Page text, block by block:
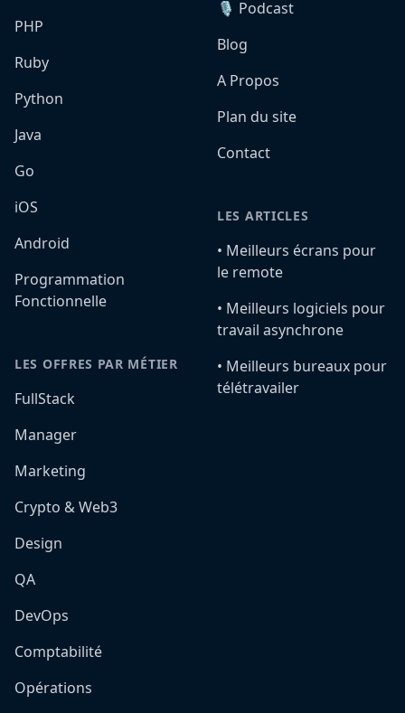
PHP
Ruby
Python
Java
Go
iOS
Android
Programmation
Fonctionnelle
LES OFFRES PAR MÉTIER
FullStack
Manager
Marketing
Crypto & Web3
Design
QA
DevOps
Comptabilité
Opérations
🎙️ Podcast
Blog
A Propos
Plan du site
Contact
LES ARTICLES
•️ Meilleurs écrans pour
le remote
•️ Meilleurs logiciels pour
travail asynchrone
•️ Meilleurs bureaux pour
télétravailer